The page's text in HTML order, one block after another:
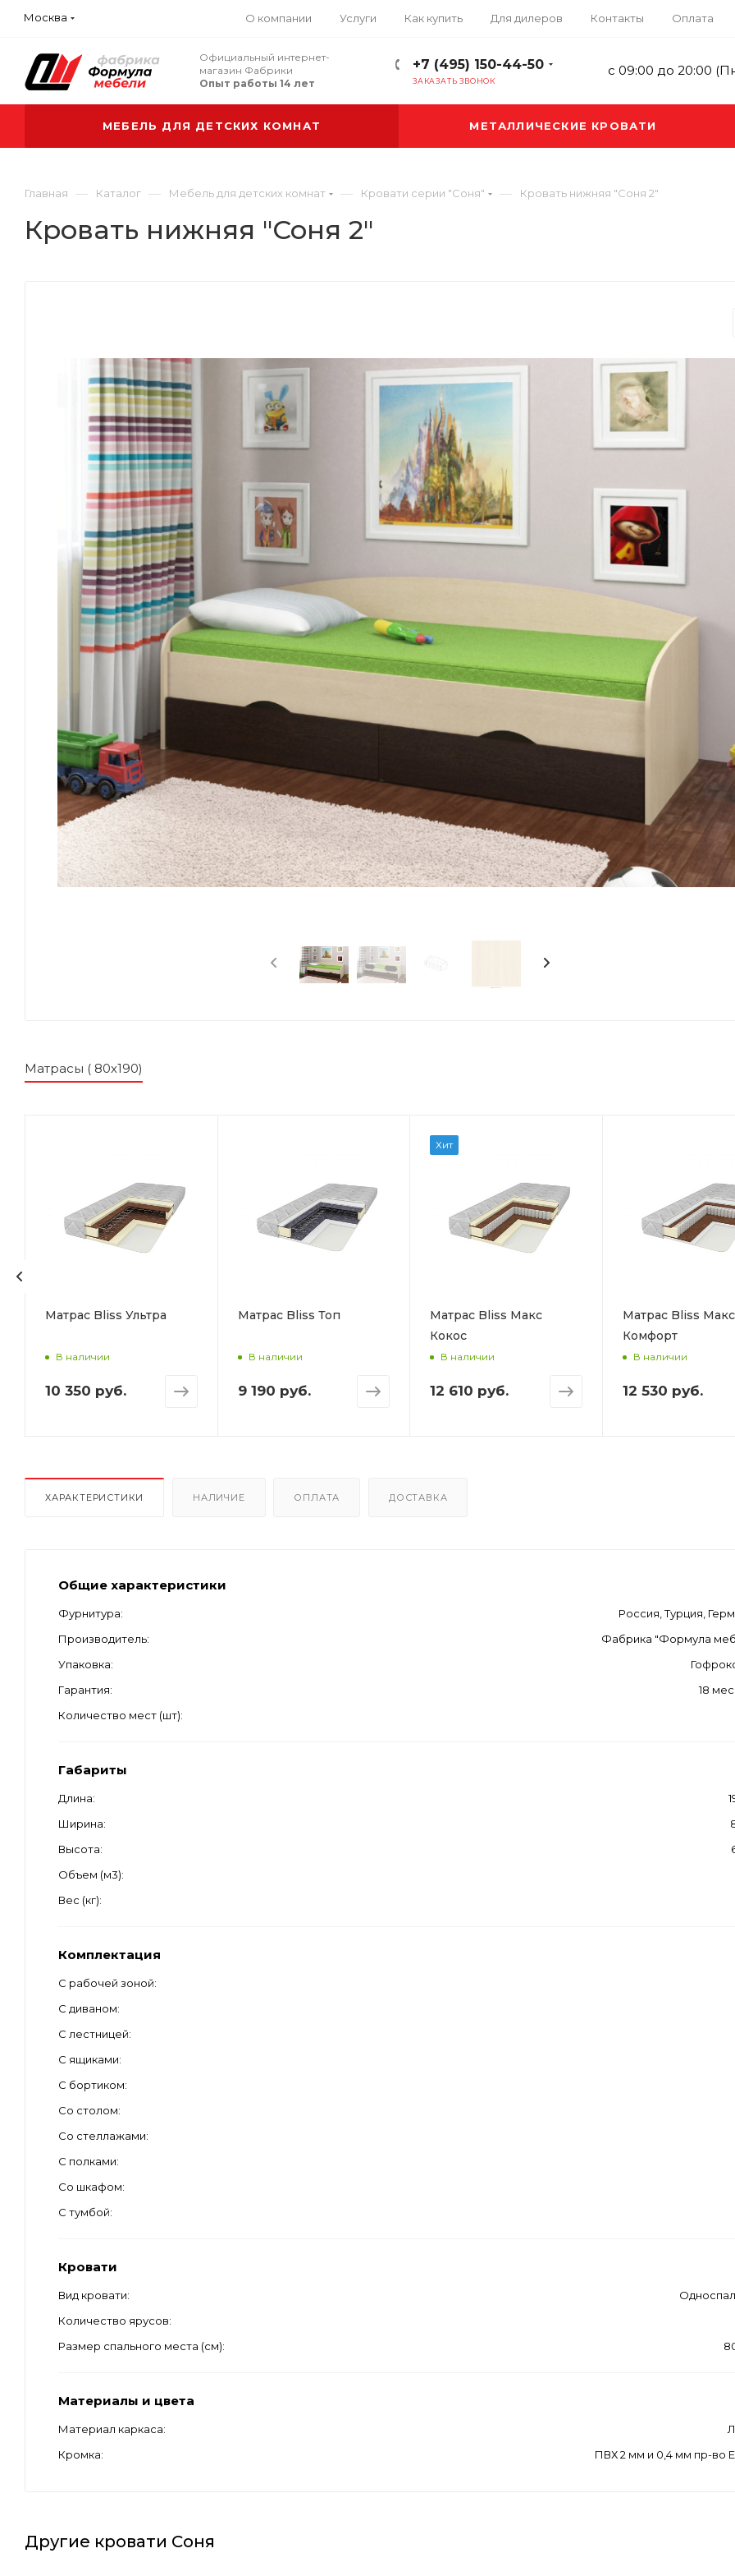
Москва О компании Услуги Как купить Для дилеров Контакты Оплата
Официальный интернет-
магазин Фабрики
Опыт работы 14 лет
+7 (495) 150-44-50
ЗАКАЗАТЬ ЗВОНОК
с 09:00 до 20:00
МЕБЕЛЬ ДЛЯ ДЕТСКИХ КОМНАТ МЕТАЛЛИЧЕСКИЕ КРОВАТИ
Главная — Каталог — Мебель для детских комнат — Кровати серии "Соня" — Кровать нижняя "Соня 2"
Кровать нижняя "Соня 2"
Матрасы ( 80х190)
Матрас Bliss Ультра
В наличии
10 350 руб.
Матрас Bliss Топ
В наличии
9 190 руб.
Хит
Матрас Bliss Макс
Кокос
В наличии
12 610 руб.
Матрас Bliss Макс
Комфорт
В наличии
12 530 руб.
ХАРАКТЕРИСТИКИ НАЛИЧИЕ ОПЛАТА ДОСТАВКА
Общие характеристики
Фурнитура
Россия, Турция,
Производитель
Фабрика "Формула
Упаковка
Гарантия
18
Количество мест (шт)
Габариты
Длина
Ширина
Высота
Объем (м3)
Вес (кг)
Комплектация
С рабочей зоной
С диваном
С лестницей
С ящиками
С бортиком
Со столом
Со стеллажами
С полками
Со шкафом
С тумбой
Кровати
Вид кровати
Количество ярусов
Размер спального места (см)
Материалы и цвета
Материал каркаса
Кромка
ПВХ 2 мм и 0,4 мм пр-во
Другие кровати Соня